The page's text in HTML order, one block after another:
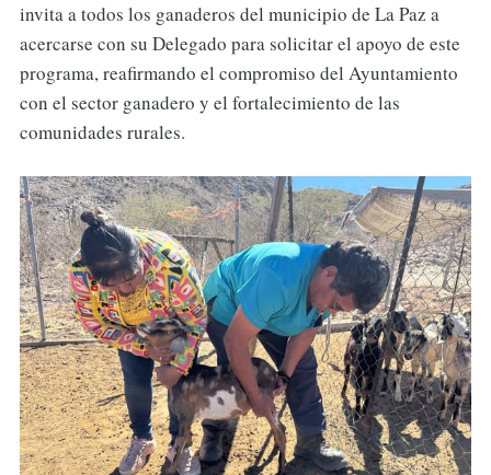
invita a todos los ganaderos del municipio de La Paz a
acercarse con su Delegado para solicitar el apoyo de este
programa, reafirmando el compromiso del Ayuntamiento
con el sector ganadero y el fortalecimiento de las
comunidades rurales.